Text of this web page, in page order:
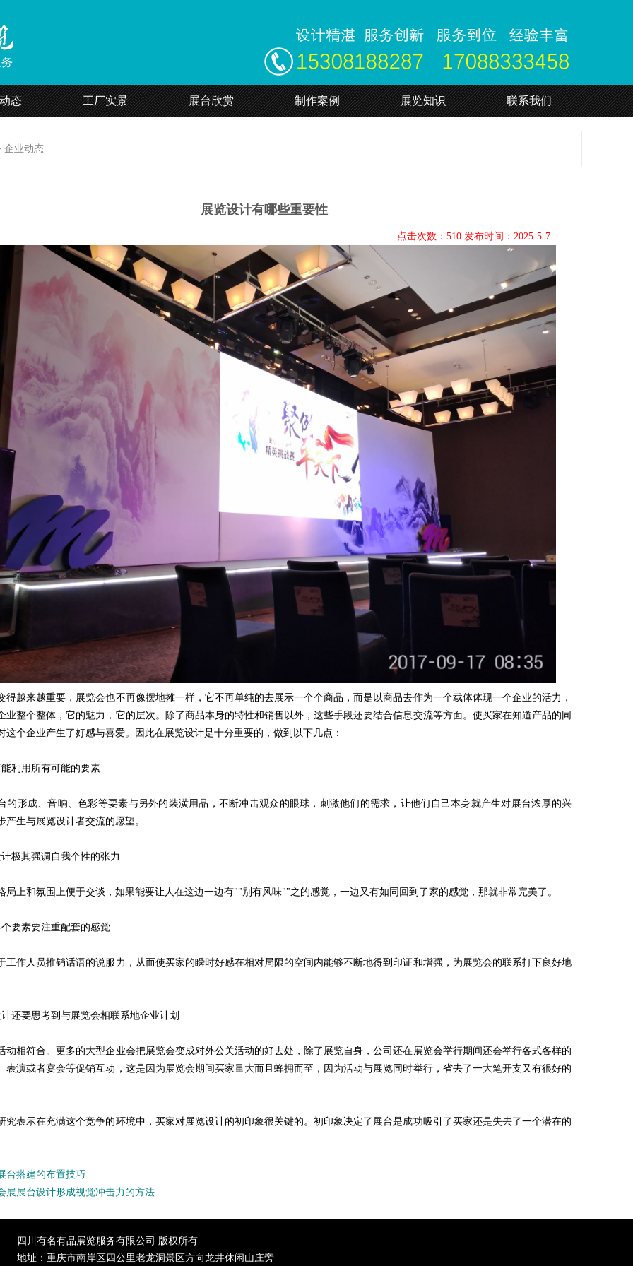
态 工厂实景 展台欣赏 制作案例 展览知识 联系我们
企业动态
展览设计有哪些重要性
点击次数：510 发布时间：2025-5-7
得越来越重要，展览会也不再像摆地摊一样，它不再单纯的去展示一个个商品，而是以商品去作为一个载体体现一个企业的活力，
业整个整体，它的魅力，它的层次。除了商品本身的特性和销售以外，这些手段还要结合信息交流等方面。使买家在知道产品的同
这个企业产生了好感与喜爱。因此在展览设计是十分重要的，做到以下几点：
利用所有可能的要素
的形成、音响、色彩等要素与另外的装潢用品，不断冲击观众的眼球，刺激他们的需求，让他们自己本身就产生对展台浓厚的兴
产生与展览设计者交流的愿望。
极其强调自我个性的张力
局上和氛围上便于交谈，如果能要让人在这边一边有""别有风味""之的感觉，一边又有如同回到了家的感觉，那就非常完美了。
要素要注重配套的感觉
工作人员推销话语的说服力，从而使买家的瞬时好感在相对局限的空间内能够不断地得到印证和增强，为展览会的联系打下良好地
还要思考到与展览会相联系地企业计划
动相符合。更多的大型企业会把展览会变成对外公关活动的好去处，除了展览自身，公司还在展览会举行期间还会举行各式各样的
表演或者宴会等促销互动，这是因为展览会期间买家量大而且蜂拥而至，因为活动与展览同时举行，省去了一大笔开支又有很好的
究表示在充满这个竞争的环境中，买家对展览设计的初印象很关键的。初印象决定了展台是成功吸引了买家还是失去了一个潜在的
台搭建的布置技巧
展展台设计形成视觉冲击力的方法
四川有名有品展览服务有限公司 版权所有
地址：重庆市南岸区四公里老龙洞景区方向龙井休闲山庄旁